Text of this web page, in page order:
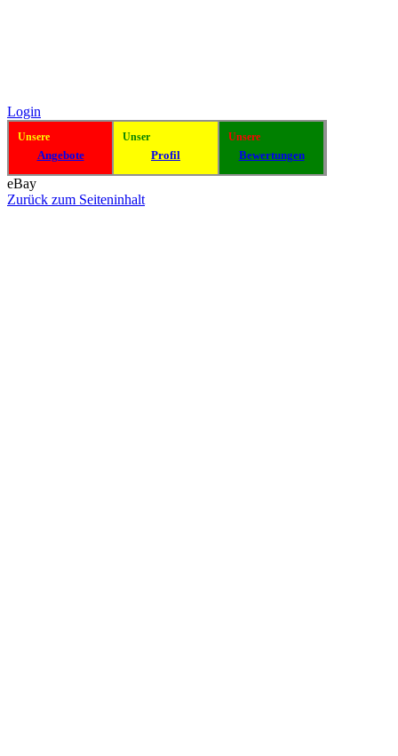
Login
Unsere
Angebote
Unser
Profil
Unsere
Bewertungen
eBay
Zurück zum Seiteninhalt